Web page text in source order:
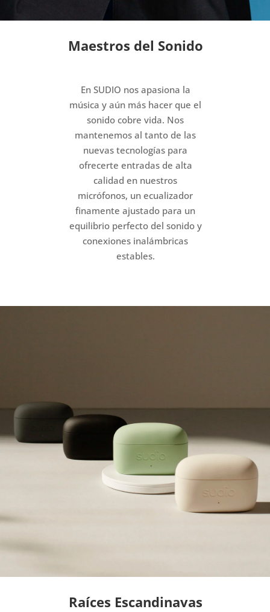
Maestros del Sonido
En SUDIO nos apasiona la
música y aún más hacer que el
sonido cobre vida. Nos
mantenemos al tanto de las
nuevas tecnologías para
ofrecerte entradas de alta
calidad en nuestros
micrófonos, un ecualizador
finamente ajustado para un
equilibrio perfecto del sonido y
conexiones inalámbricas
estables.
Raíces Escandinavas